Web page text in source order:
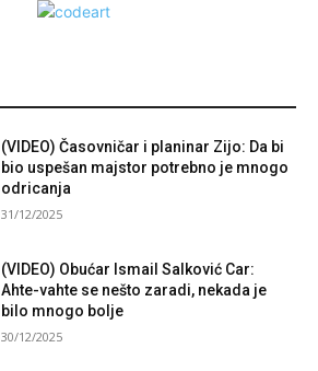
(VIDEO) Časovničar i planinar Zijo: Da bi
bio uspešan majstor potrebno je mnogo
odricanja
31/12/2025
(VIDEO) Obućar Ismail Salković Car:
Ahte-vahte se nešto zaradi, nekada je
bilo mnogo bolje
30/12/2025